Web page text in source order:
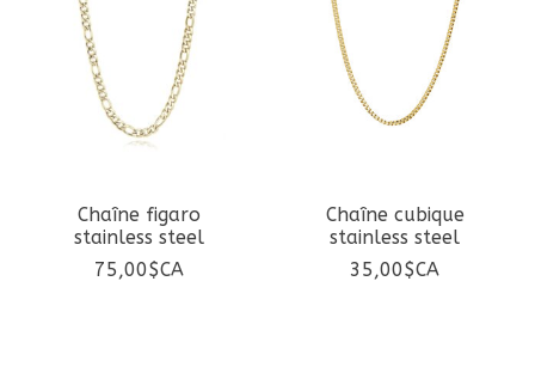
Chaîne figaro
stainless steel
75,00$CA
Chaîne cubique
stainless steel
35,00$CA